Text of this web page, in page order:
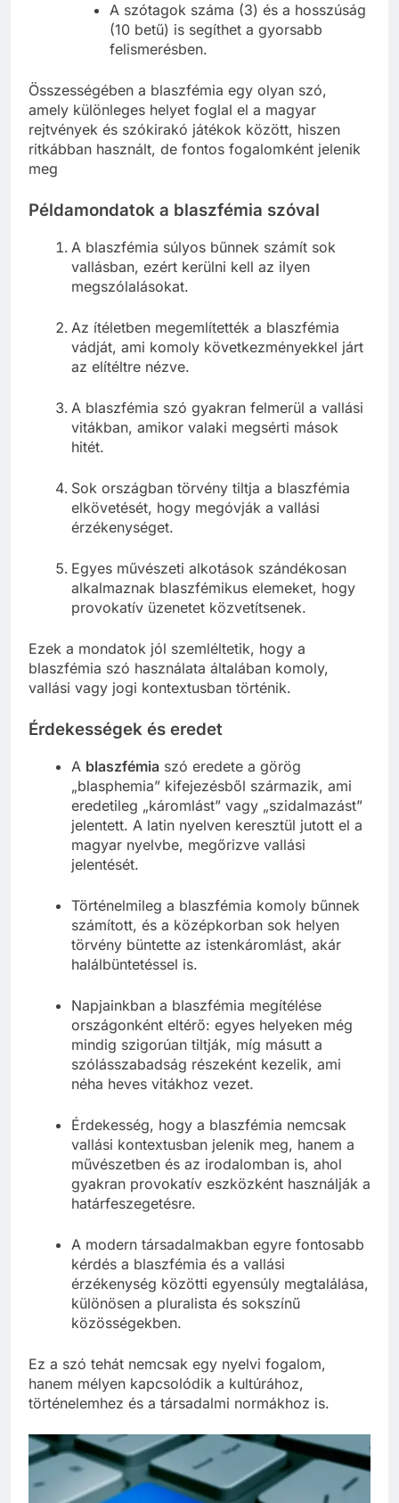
A szótagok száma (3) és a hosszúság
(10 betű) is segíthet a gyorsabb
felismerésben.
Összességében a blaszfémia egy olyan szó,
amely különleges helyet foglal el a magyar
rejtvények és szókirakó játékok között, hiszen
ritkábban használt, de fontos fogalomként jelenik
meg
Példamondatok a blaszfémia szóval
A blaszfémia súlyos bűnnek számít sok
vallásban, ezért kerülni kell az ilyen
megszólalásokat.
Az ítéletben megemlítették a blaszfémia
vádját, ami komoly következményekkel járt
az elítéltre nézve.
A blaszfémia szó gyakran felmerül a vallási
vitákban, amikor valaki megsérti mások
hitét.
Sok országban törvény tiltja a blaszfémia
elkövetését, hogy megóvják a vallási
érzékenységet.
Egyes művészeti alkotások szándékosan
alkalmaznak blaszfémikus elemeket, hogy
provokatív üzenetet közvetítsenek.
Ezek a mondatok jól szemléltetik, hogy a
blaszfémia szó használata általában komoly,
vallási vagy jogi kontextusban történik.
Érdekességek és eredet
A blaszfémia szó eredete a görög
„blasphemia” kifejezésből származik, ami
eredetileg „káromlást” vagy „szidalmazást”
jelentett. A latin nyelven keresztül jutott el a
magyar nyelvbe, megőrizve vallási
jelentését.
Történelmileg a blaszfémia komoly bűnnek
számított, és a középkorban sok helyen
törvény büntette az istenkáromlást, akár
halálbüntetéssel is.
Napjainkban a blaszfémia megítélése
országonként eltérő: egyes helyeken még
mindig szigorúan tiltják, míg másutt a
szólásszabadság részeként kezelik, ami
néha heves vitákhoz vezet.
Érdekesség, hogy a blaszfémia nemcsak
vallási kontextusban jelenik meg, hanem a
művészetben és az irodalomban is, ahol
gyakran provokatív eszközként használják a
határfeszegetésre.
A modern társadalmakban egyre fontosabb
kérdés a blaszfémia és a vallási
érzékenység közötti egyensúly megtalálása,
különösen a pluralista és sokszínű
közösségekben.
Ez a szó tehát nemcsak egy nyelvi fogalom,
hanem mélyen kapcsolódik a kultúrához,
történelemhez és a társadalmi normákhoz is.